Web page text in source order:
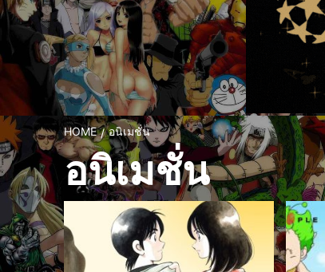
HOME อนิเมชั่น
อนิเมชั่น